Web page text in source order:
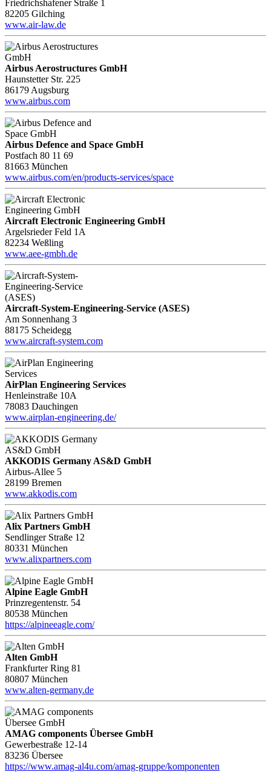
Friedrichshafener Straße 1
82205 Gilching
www.air-law.de
Airbus Aerostructures GmbH
Haunstetter Str. 225
86179 Augsburg
www.airbus.com
Airbus Defence and Space GmbH
Postfach 80 11 69
81663 München
www.airbus.com/en/products-services/space
Aircraft Electronic Engineering GmbH
Argelsrieder Feld 1A
82234 Weßling
www.aee-gmbh.de
Aircraft-System-Engineering-Service (ASES)
Am Sonnenhang 3
88175 Scheidegg
www.aircraft-system.com
AirPlan Engineering Services
Henleinstraße 10A
78083 Dauchingen
www.airplan-engineering.de/
AKKODIS Germany AS&D GmbH
Airbus-Allee 5
28199 Bremen
www.akkodis.com
Alix Partners GmbH
Sendlinger Straße 12
80331 München
www.alixpartners.com
Alpine Eagle GmbH
Prinzregentenstr. 54
80538 München
https://alpineeagle.com/
Alten GmbH
Frankfurter Ring 81
80807 München
www.alten-germany.de
AMAG components Übersee GmbH
Gewerbestraße 12-14
83236 Übersee
https://www.amag-al4u.com/amag-gruppe/komponenten